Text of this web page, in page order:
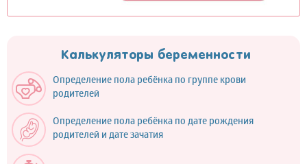
Калькуляторы беременности
Определение пола ребёнка по группе крови
родителей
Определение пола ребёнка по дате рождения
родителей и дате зачатия